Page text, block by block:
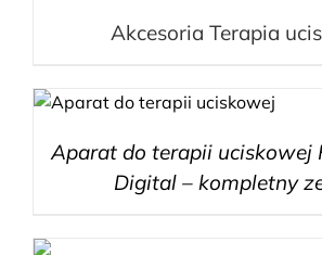
Akcesoria Terapia
Aparat do terapii uciskowej
Digital – kompletny